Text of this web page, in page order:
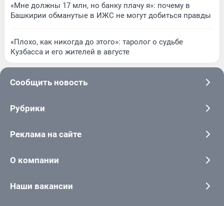
«Мне должны 17 млн, но банку плачу я»: почему в
Башкирии обманутые в ИЖС не могут добиться правды
«Плохо, как никогда до этого»: таролог о судьбе
Кузбасса и его жителей в августе
Сообщить новость
Рубрики
Реклама на сайте
О компании
Наши вакансии